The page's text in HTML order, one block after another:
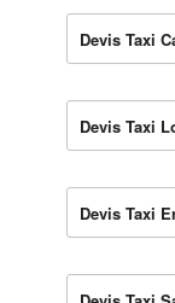
Devis Taxi
Devis Taxi
Devis Taxi